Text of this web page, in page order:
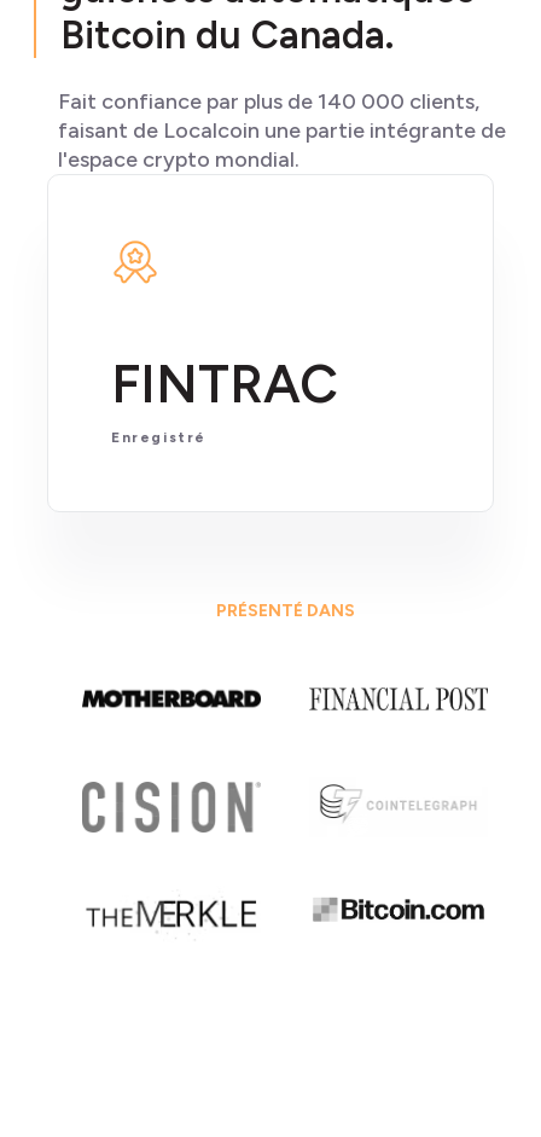
Bitcoin du Canada.
Fait confiance par plus de 140 000 clients,
faisant de Localcoin une partie intégrante de
l'espace crypto mondial.
FINTRAC
Enregistré
PRÉSENTÉ DANS